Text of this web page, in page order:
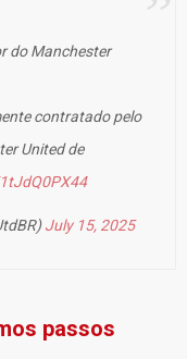
do Manchester
contratado pelo
United de
July 15, 2025
passos